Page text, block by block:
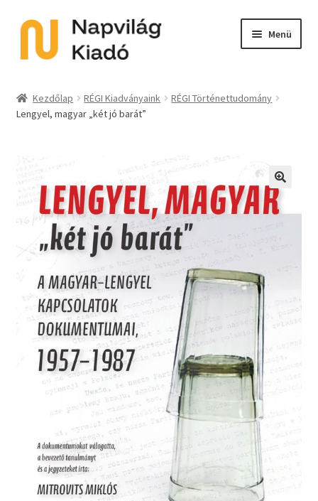
Ugrás
navigációhoz
Kilépés
tartalomba
Menü
E-book
child
menu
Sorozat
Expand
child
Előkészületben
Utolsó példányok
Kezdőlap RÉGI Kiadványaink
RÉGI Történettudomány
Lengyel, magyar „két jó barát”
🔍